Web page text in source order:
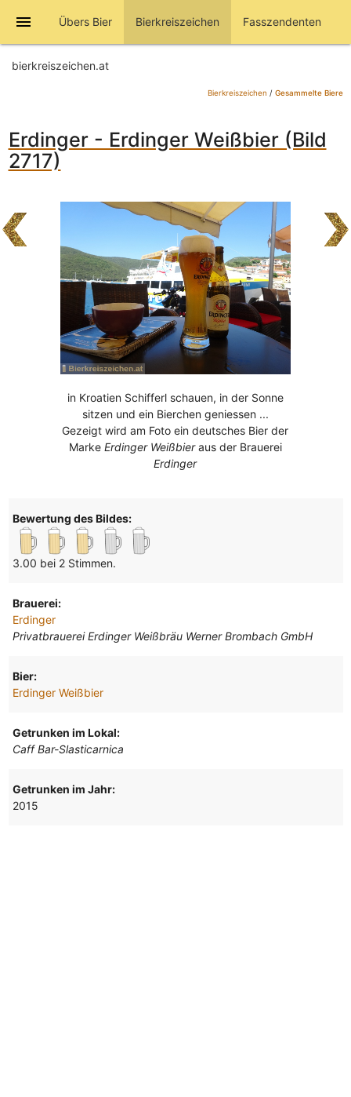
menu Übers Bier Bierkreiszeichen Fasszendenten
bierkreiszeichen.at
Bierkreiszeichen / Gesammelte Biere
Erdinger - Erdinger Weißbier (Bild
2717)
in Kroatien Schifferl schauen, in der Sonne
sitzen und ein Bierchen geniessen ...
Gezeigt wird am Foto ein deutsches Bier der
Marke Erdinger Weißbieraus der Brauerei
Erdinger
Bewertung des Bildes:
3.00 bei 2 Stimmen.
Brauerei:
Erdinger
Privatbrauerei Erdinger Weißbräu Werner Brombach GmbH
Bier:
Erdinger Weißbier
Getrunken im Lokal:
Caff Bar-Slasticarnica
Getrunken im Jahr:
2015